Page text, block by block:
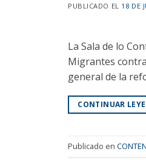
PUBLICADO EL 18 DE
La Sala de lo
Migrantes
general de la
CONTINUAR
Publicado en